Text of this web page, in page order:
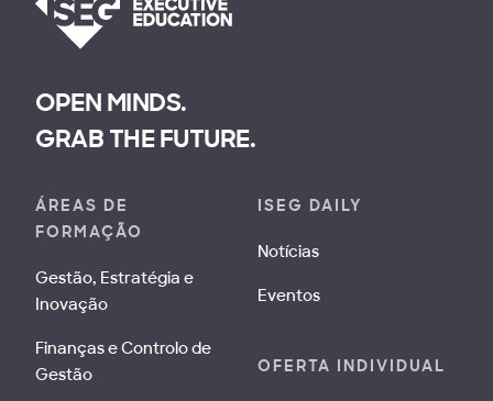
OPEN MINDS.
GRAB THE FUTURE.
ÁREAS DE
FORMAÇÃO
Gestão, Estratégia e
Inovação
Finanças e Controlo de
Gestão
ISEG DAILY
Notícias
Eventos
OFERTA INDIVIDUAL